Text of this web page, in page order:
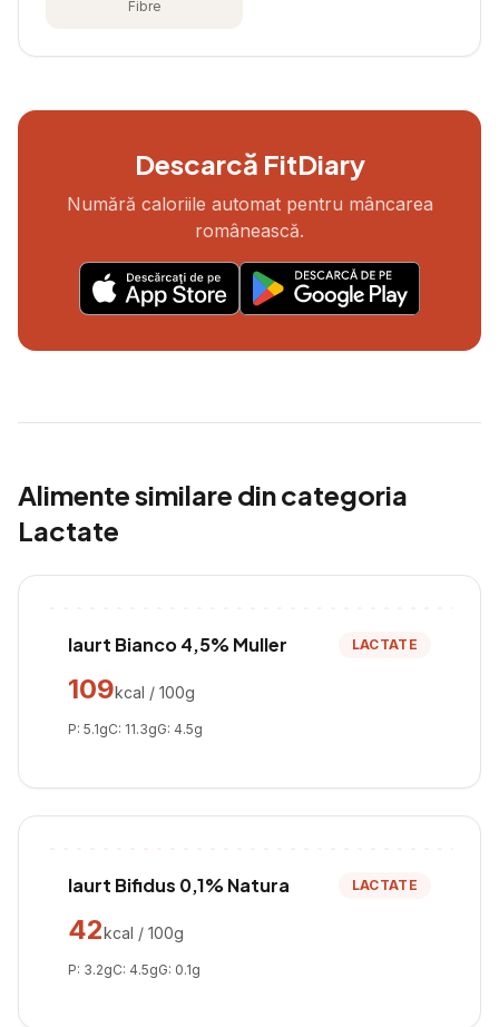
Fibre
Descarcă FitDiary
Numără caloriile automat pentru mâncarea
românească.
Alimente similare din categoria
Lactate
Iaurt Bianco 4,5% Muller LACTATE
109kcal / 100g
P: 5.1gC: 11.3gG: 4.5g
Iaurt Bifidus 0,1% Natura LACTATE
42kcal / 100g
P: 3.2gC: 4.5gG: 0.1g